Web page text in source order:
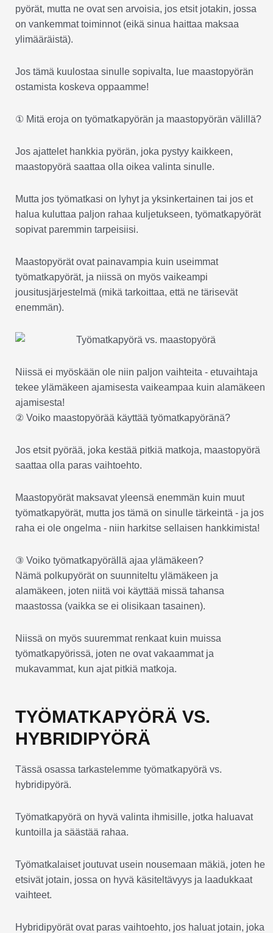
pyörät, mutta ne ovat sen arvoisia, jos etsit jotakin, jossa
on vankemmat toiminnot (eikä sinua haittaa maksaa
ylimääräistä).
Jos tämä kuulostaa sinulle sopivalta, lue maastopyörän
ostamista koskeva oppaamme!
① Mitä eroja on työmatkapyörän ja maastopyörän välillä?
Jos ajattelet hankkia pyörän, joka pystyy kaikkeen,
maastopyörä saattaa olla oikea valinta sinulle.
Mutta jos työmatkasi on lyhyt ja yksinkertainen tai jos et
halua kuluttaa paljon rahaa kuljetukseen, työmatkapyörät
sopivat paremmin tarpeisiisi.
Maastopyörät ovat painavampia kuin useimmat
työmatkapyörät, ja niissä on myös vaikeampi
jousitusjärjestelmä (mikä tarkoittaa, että ne tärisevät
enemmän).
Niissä ei myöskään ole niin paljon vaihteita - etuvaihtaja
tekee ylämäkeen ajamisesta vaikeampaa kuin alamäkeen
ajamisesta!
② Voiko maastopyörää käyttää työmatkapyöränä?
Jos etsit pyörää, joka kestää pitkiä matkoja, maastopyörä
saattaa olla paras vaihtoehto.
Maastopyörät maksavat yleensä enemmän kuin muut
työmatkapyörät, mutta jos tämä on sinulle tärkeintä - ja jos
raha ei ole ongelma - niin harkitse sellaisen hankkimista!
③ Voiko työmatkapyörällä ajaa ylämäkeen?
Nämä polkupyörät on suunniteltu ylämäkeen ja
alamäkeen, joten niitä voi käyttää missä tahansa
maastossa (vaikka se ei olisikaan tasainen).
Niissä on myös suuremmat renkaat kuin muissa
työmatkapyörissä, joten ne ovat vakaammat ja
mukavammat, kun ajat pitkiä matkoja.
TYÖMATKAPYÖRÄ VS.
HYBRIDIPYÖRÄ
Tässä osassa tarkastelemme työmatkapyörä vs.
hybridipyörä.
Työmatkapyörä on hyvä valinta ihmisille, jotka haluavat
kuntoilla ja säästää rahaa.
Työmatkalaiset joutuvat usein nousemaan mäkiä, joten he
etsivät jotain, jossa on hyvä käsiteltävyys ja laadukkaat
vaihteet.
Hybridipyörät ovat paras vaihtoehto, jos haluat jotain, joka